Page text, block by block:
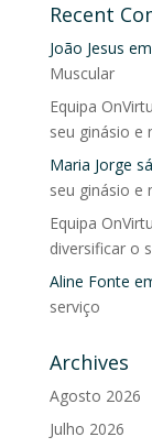
Recent
João Jesus em
Muscular
Equipa
seu ginásio e
Maria Jorge
seu ginásio e
Equipa
diversificar o
Aline Fonte
serviço
Archives
Agosto 2026
Julho 2026